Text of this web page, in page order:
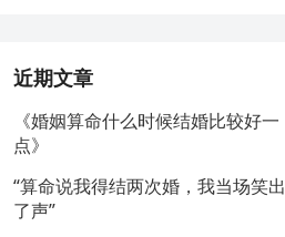
近期文章
《婚姻算命什么时候结婚比较好一
点》
“算命说我得结两次婚，我当场笑出
了声”